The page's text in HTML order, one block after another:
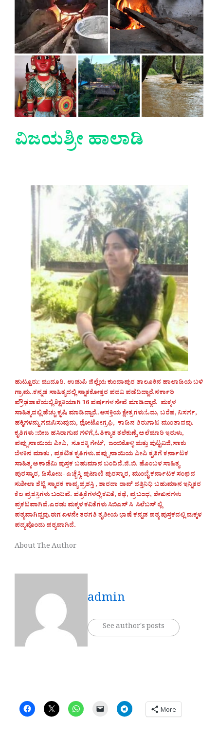
ವಿಜಯಶ್ರೀ ಹಾಲಾಡಿ
ಹುಟ್ಟೂರು: ಮುದೂರಿ. ಉಡುಪಿ ಜಿಲ್ಲೆಯ ಕುಂದಾಪುರ ತಾಲೂಕಿನ ಹಾಲಾಡಿಯ ಬಳಿ
ಗ್ರಾಮ..ಕನ್ನಡ ಸಾಹಿತ್ಯದಲ್ಲಿ ಸ್ನಾತಕೋತ್ತರ ಪದವಿ ಪಡೆದಿದ್ದಾರೆ.ಸರ್ಕಾರಿ
ಪ್ರೌಢಶಾಲೆಯಲ್ಲಿ ಶಿಕ್ಷಕಿಯಾಗಿ 16 ವರ್ಷಗಳ ಸೇವೆ ಮಾಡಿದ್ದಾರೆ. ಮಕ್ಕಳ
ಸಾಹಿತ್ಯದಲ್ಲಿ ಹೆಚ್ಚು ಕೃಷಿ ಮಾಡಿದ್ದಾರೆ..ಆಸಕ್ತಿಯ ಕ್ಷೇತ್ರಗಳು:ಓದು, ಬರೆಹ, ನಿಸರ್ಗ,
ಹಕ್ಕಿಗಳನ್ನು ಗಮನಿಸುವುದು, ಫೋಟೋಗ್ರಫಿ, ಕಾಡಿನ ತಿರುಗಾಟ ಮುಂತಾದವು.–
ಕೃತಿಗಳು :ಬೀಜ ಹಸಿರಾಗುವ ಗಳಿಗೆ,ಓತಿಕ್ಯಾತ ತಲೆಕುಣ್ಸೆ,ಅಲೆಮಾರಿ ಇರುಳು,
ಪಪ್ಪುನಾಯಿಯ ಪೀಪಿ, ಸೂರಕ್ಕಿ ಗೇಟ್, ಜಂಬಿಕೊಳ್ಳಿ ಮತ್ತು ಪುಟ್ಟವಿಜಿ,ಸಾಕು
ಬೆಳಕಿನ ಮಾತು , ಪ್ರಕಟಿತ ಕೃತಿಗಳು.ಪಪ್ಪುನಾಯಿಯ ಪೀಪಿ ಕೃತಿಗೆ ಕರ್ನಾಟಕ
ಸಾಹಿತ್ಯ ಅಕಾಡೆಮಿ ಪುಸ್ತಕ ಬಹುಮಾನ ಬಂದಿದೆ.ಜಿ.ಬಿ. ಹೊಂಬಳ ಸಾಹಿತ್ಯ
ಪುರಸ್ಕಾರ, ಡಿಸೋಜ- ಎಚ್ಚೆಸ್ವಿ ಪುಟಾಣಿ ಪುರಸ್ಕಾರ, ಮುಂಬೈ ಕರ್ನಾಟಕ ಸಂಘದ
ಸುಶೀಲಾ ಶೆಟ್ಟಿ ಸ್ಮಾರಕ ಕಾವ್ಯ ಪ್ರಶಸ್ತಿ , ಶಾರದಾ ರಾವ್ ದತ್ತಿನಿಧಿ ಬಹುಮಾನ ಇನ್ನಿತರ
ಕೆಲ ಪ್ರಶಸ್ತಿಗಳು ಬಂದಿವೆ. ಪತ್ರಿಕೆಗಳಲ್ಲಿ ಕವಿತೆ, ಕಥೆ, ಪ್ರಬಂಧ, ಲೇಖನಗಳು
ಪ್ರಕಟವಾಗಿವೆ.ಎರಡು ಮಕ್ಕಳ ಕವಿತೆಗಳು ಸಿಬಿಎಸ್ ಸಿ ಸಿಲೆಬಸ್ ಲ್ಲಿ
ಪಠ್ಯವಾಗಿದ್ದವು.ಈಗ ಏಳನೇ ತರಗತಿ ತೃತೀಯ ಭಾಷೆ ಕನ್ನಡ ಪಠ್ಯ ಪುಸ್ತಕದಲ್ಲಿ ಮಕ್ಕಳ
ಪದ್ಯವೊಂದು ಪಠ್ಯವಾಗಿದೆ.
About The Author
admin
See author's posts
More